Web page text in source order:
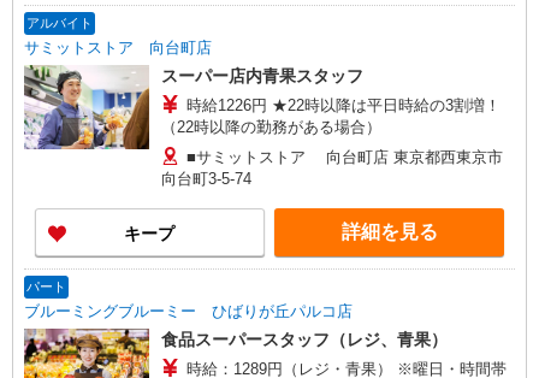
アルバイト
サミットストア 向台町店
スーパー店内青果スタッフ
時給1226円 ★22時以降は平日時給の3割増！
（22時以降の勤務がある場合）
■サミットストア 向台町店 東京都西東京市
向台町3-5-74
キープ 詳細を見る
パート
ブルーミングブルーミー ひばりが丘パルコ店
食品スーパースタッフ（レジ、青果）
時給：1289円（レジ・青果） ※曜日・時間帯